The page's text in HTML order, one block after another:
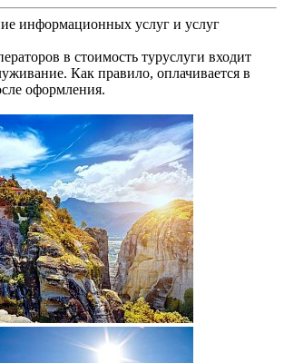
информационных услуг и услуг
в стоимость туруслуги входит
Как правило, оплачивается в
оформления.